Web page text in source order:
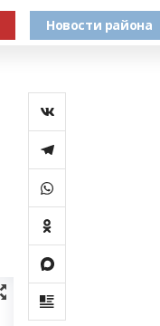
Новости района